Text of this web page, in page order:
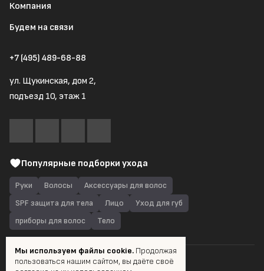
Компания
Будем на связи
+7 (495) 489-68-88
ул. Щукинская, дом 2,
подъезд 10, этаж 1
Популярные подборки ухода
Руки Волосы
Аксессуары для волос
SPF защита для тела
Лицо
Уход для губ
приборы для волос
Тело
Мы используем файлы cookie. Продолжая
пользоваться нашим сайтом, вы даёте своё